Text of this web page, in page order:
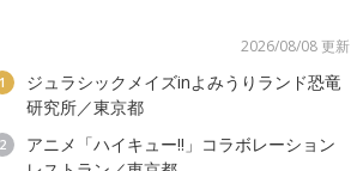
2026/08/08 更新
1
ジュラシックメイズinよみうりランド恐竜
研究所／東京都
2
アニメ「ハイキュー!!」コラボレーション